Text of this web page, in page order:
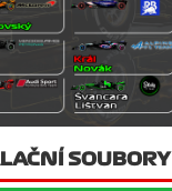
SOUBORY